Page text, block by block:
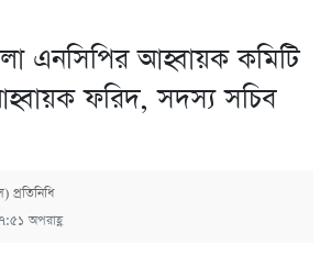
এনসিপির আহ্বায়ক কমিটি
ফরিদ, সদস্য সচিব
প্রতিনিধি
অপরাহ্ণ